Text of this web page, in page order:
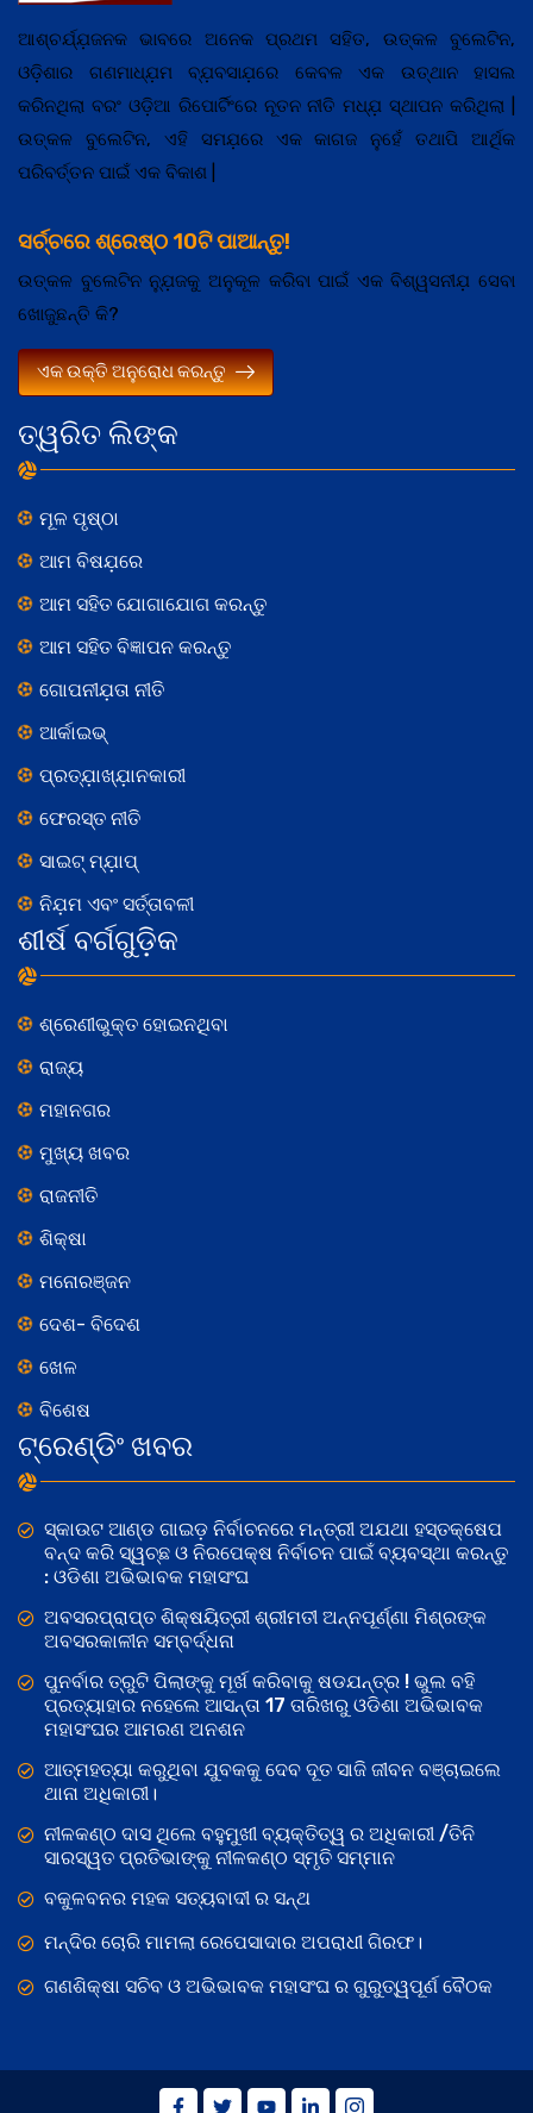
ତ୍ୱରିତ ଲିଙ୍କ
ମୂଳ ପୃଷ୍ଠା
ଆମ ବିଷଯ଼ରେ
ଆମ ସହିତ ଯୋଗାଯୋଗ କରନ୍ତୁ
ଆମ ସହିତ ବିଜ୍ଞାପନ କରନ୍ତୁ
ଗୋପନୀଯ଼ତା ନୀତି
ଆର୍କାଇଭ୍
ପ୍ରତ୍ଯ଼ାଖ୍ଯ଼ାନକାରୀ
ଫେରସ୍ତ ନୀତି
ସାଇଟ୍ ମ୍ଯ଼ାପ୍
ନିଯ଼ମ ଏବଂ ସର୍ତ୍ତାବଳୀ
ଶୀର୍ଷ ବର୍ଗଗୁଡ଼ିକ
ଶ୍ରେଣୀଭୁକ୍ତ ହୋଇନଥିବା
ରାଜ୍ୟ
ମହାନଗର
ମୁଖ୍ୟ ଖବର
ରାଜନୀତି
ଶିକ୍ଷା
ମନୋରଞ୍ଜନ
ଦେଶ- ବିଦେଶ
ଖେଳ
ବିଶେଷ
ଟ୍ରେଣ୍ଡିଂ ଖବର
ସ୍କାଉଟ ଆଣ୍ଡ ଗାଇଡ଼ ନିର୍ବାଚନରେ ମନ୍ତ୍ରୀ ଅଯଥା ହସ୍ତକ୍ଷେପ
ବନ୍ଦ କରି ସ୍ୱଚ୍ଛ ଓ ନିରପେକ୍ଷ ନିର୍ବାଚନ ପାଇଁ ବ୍ୟବସ୍ଥା କରନ୍ତୁ
: ଓଡିଶା ଅଭିଭାବକ ମହାସଂଘ
ଅବସରପ୍ରାପ୍ତ ଶିକ୍ଷୟିତ୍ରୀ ଶ୍ରୀମତୀ ଅନ୍ନପୂର୍ଣ୍ଣା ମିଶ୍ରଙ୍କ
ଅବସରକାଳୀନ ସମ୍ବର୍ଦ୍ଧନା
ପୁନର୍ବାର ତ୍ରୁଟି ପିଲାଙ୍କୁ ମୂର୍ଖ କରିବାକୁ ଷଡଯନ୍ତ୍ର ! ଭୁଲ ବହି
ପ୍ରତ୍ୟାହାର ନହେଲେ ଆସନ୍ତା 17 ତାରିଖରୁ ଓଡିଶା ଅଭିଭାବକ
ମହାସଂଘର ଆମରଣ ଅନଶନ
ଆତ୍ମହତ୍ୟା କରୁଥିବା ଯୁବକକୁ ଦେବ ଦୂତ ସାଜି ଜୀବନ ବଞ୍ଚାଇଲେ
ଥାନା ଅଧିକାରୀ।
ନୀଳକଣ୍ଠ ଦାସ ଥିଲେ ବହୁମୁଖୀ ବ୍ୟକ୍ତିତ୍ୱ ର ଅଧିକାରୀ /ତିନି
ସାରସ୍ୱତ ପ୍ରତିଭାଙ୍କୁ ନୀଳକଣ୍ଠ ସ୍ମୃତି ସମ୍ମାନ
ବକୁଳବନର ମହକ ସତ୍ୟବାଦୀ ର ସନ୍ଥ
ମନ୍ଦିର ଚୋରି ମାମଲା ରେପେସାଦାର ଅପରାଧୀ ଗିରଫ।
ଗଣଶିକ୍ଷା ସଚିବ ଓ ଅଭିଭାବକ ମହାସଂଘ ର ଗୁରୁତ୍ୱପୂର୍ଣ ବୈଠକ
ଆଶ୍ଚର୍ଯ୍ଯ଼ଜନକ ଭାବରେ ଅନେକ ପ୍ରଥମ ସହିତ, ଉତ୍କଳ ବୁଲେଟିନ,
ଓଡ଼ିଶାର ଗଣମାଧ୍ଯ଼ମ ବ୍ଯ଼ବସାଯ଼ରେ କେବଳ ଏକ ଉତ୍ଥାନ ହାସଲ
କରିନଥିଲା ବରଂ ଓଡ଼ିଆ ରିପୋର୍ଟିଂରେ ନୂତନ ନୀତି ମଧ୍ଯ଼ ସ୍ଥାପନ କରିଥିଲା |
ଉତ୍କଳ ବୁଲେଟିନ, ଏହି ସମଯ଼ରେ ଏକ କାଗଜ ନୁହେଁ ତଥାପି ଆର୍ଥିକ
ପରିବର୍ତ୍ତନ ପାଇଁ ଏକ ବିକାଶ |
ସର୍ଚ୍ଚରେ ଶ୍ରେଷ୍ଠ 10ଟି ପାଆନ୍ତୁ!
ଉତ୍କଳ ବୁଲେଟିନ ନ୍ଯ଼ୁଜକୁ ଅନୁକୂଳ କରିବା ପାଇଁ ଏକ ବିଶ୍ୱସନୀଯ଼ ସେବା
ଖୋଜୁଛନ୍ତି କି?
ଏକ ଉକ୍ତି ଅନୁରୋଧ କରନ୍ତୁ